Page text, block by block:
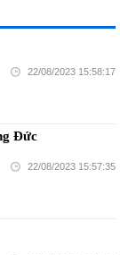
22/08/2023 15:58:17
Đức
22/08/2023 15:57:35